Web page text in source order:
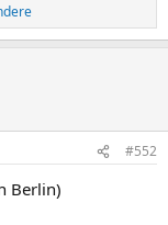
#552
Berlin)